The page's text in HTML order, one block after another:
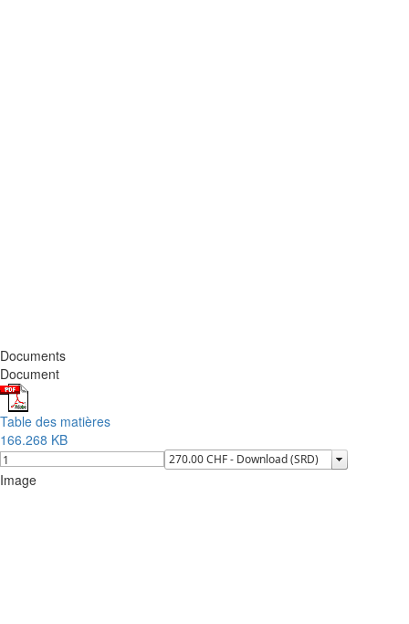
Documents
Document
Table des matières
166.268 KB
Image